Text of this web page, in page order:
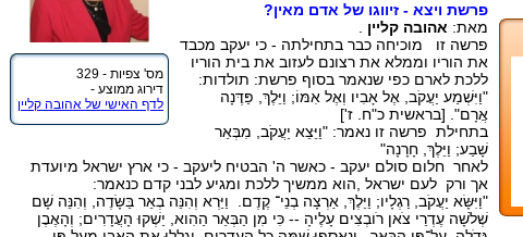
מס' צפיות - 329
דירוג ממוצע -
לדף האישי של אהובה קליין
פרשת ויצא - זיווגו של אדם מאין?
מאת: אהובה קליין
פרשה זו מוכיחה כבר בתחילתה - כי יעקב מכבד
את הוריו וממלא את רצונם לעזוב את בית הוריו
ללכת לארם כפי שנאמר בסוף פרשת: תולדות:
"וַיִּשְׁמַע יַעֲקֹב, אֶל אָבִיו וְאֶל אִמּוֹ; וַיֵּלֶךְ, פַּדֶּנָה
אֲרָם". [בראשית כ"ח. ז']
בתחילת פרשה זו נאמר: "וַיֵּצֵא יַעֲקֹב, מִבְּאֵר
שָׁבַע; וַיֵּלֶךְ, חָרָנָה"
לאחר חלום סולם יעקב - כאשר ה' הבטיח ליעקב - כי ארץ ישראל מיועדת
אך ורק לעם ישראל ,הוא ממשיך ללכת ומגיע לבני קדם כנאמר:
"וַיִּשָּׂא יַעֲקֹב, רַגְלָיו; וַיֵּלֶךְ, אַרְצָה בְנֵי־ קֶדֶם. וַיַּרְא וְהִנֵּה בְאֵר בַּשָּׂדֶה, וְהִנֵּה שָׁם
שְׁלֹשָׁה עֶדְרֵי צֹאן רֹובְצִים עָלֶיהָ -- כִּי מִן הַבְּאֵר הַהִוא, יַשְׁקוּ הָעֲדָרִים; וְהָאֶבֶן